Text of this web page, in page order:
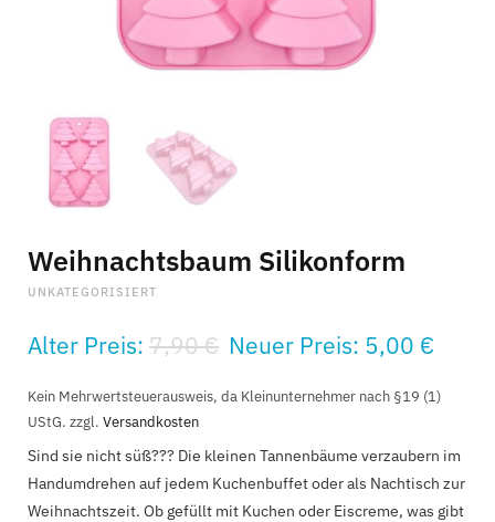
Weihnachtsbaum Silikonform
UNKATEGORISIERT
Alter Preis: 7,90€ Neuer Preis: 5,00 €
Kein Mehrwertsteuerausweis, da Kleinunternehmer nach §19 (1)
UStG. zzgl. Versandkosten
Sind sie nicht süß??? Die kleinen Tannenbäume verzaubern im
Handumdrehen auf jedem Kuchenbuffet oder als Nachtisch zur
Weihnachtszeit. Ob gefüllt mit Kuchen oder Eiscreme, was gibt